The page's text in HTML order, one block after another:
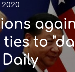
to